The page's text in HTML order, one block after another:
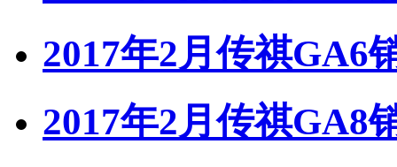
2017年2月传祺GA6
2017年2月传祺GA8